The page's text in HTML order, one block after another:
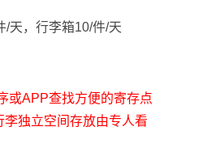
/天，行李箱10/件/天
或APP查找方便的寄存点
独立空间存放由专人看